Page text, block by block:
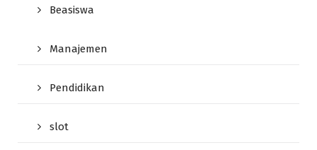
Beasiswa
Manajemen
Pendidikan
slot